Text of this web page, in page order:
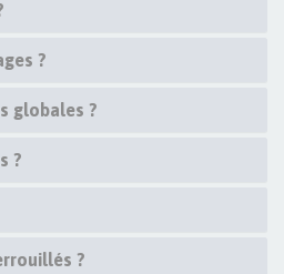
?
globales ?
?
?